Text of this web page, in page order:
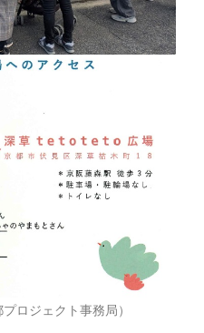
ロジェクト事務局）